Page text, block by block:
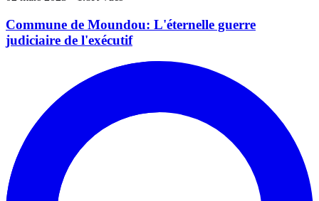
Commune de Moundou: L'éternelle guerre
judiciaire de l'exécutif